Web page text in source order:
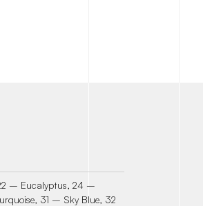
– Eucalyptus, 24 –
31 – Sky Blue, 32